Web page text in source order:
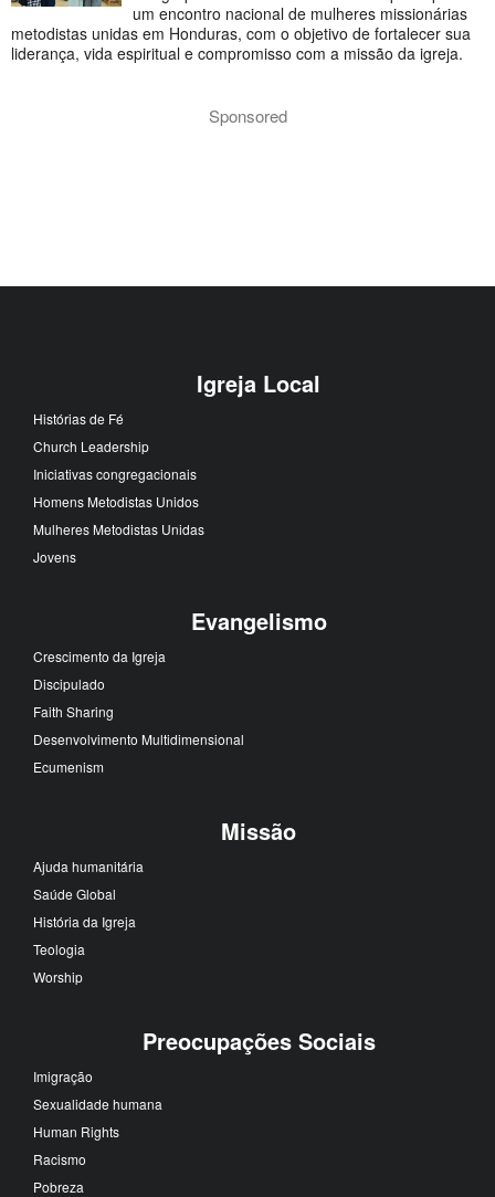
um encontro nacional de mulheres missionárias
metodistas unidas em Honduras, com o objetivo de fortalecer sua
liderança, vida espiritual e compromisso com a missão da igreja.
Sponsored
Igreja Local
Histórias de Fé
Church Leadership
Iniciativas congregacionais
Homens Metodistas Unidos
Mulheres Metodistas Unidas
Jovens
Evangelismo
Crescimento da Igreja
Discipulado
Faith Sharing
Desenvolvimento Multidimensional
Ecumenism
Missão
Ajuda humanitária
Saúde Global
História da Igreja
Teologia
Worship
Preocupações Sociais
Imigração
Sexualidade humana
Human Rights
Racismo
Pobreza